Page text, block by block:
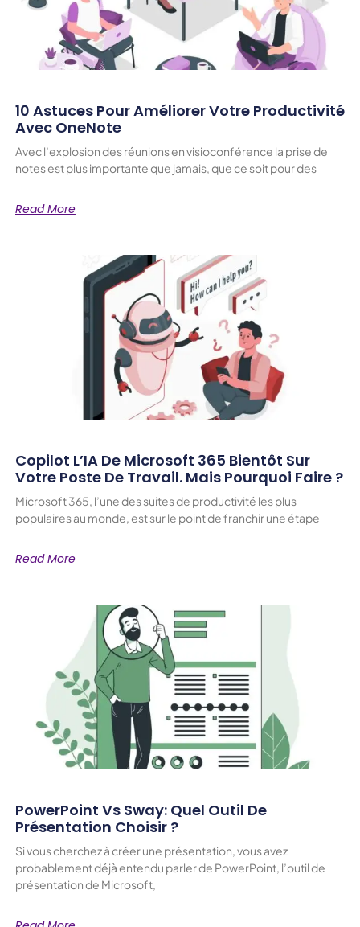
10 Astuces Pour Améliorer Votre Productivité
Avec OneNote
Avec l’explosion des réunions en visioconférence la prise de
notes est plus importante que jamais, que ce soit pour des
Read More
Copilot L’IA De Microsoft 365 Bientôt Sur
Votre Poste De Travail. Mais Pourquoi Faire ?
Microsoft 365, l’une des suites de productivité les plus
populaires au monde, est sur le point de franchir une étape
Read More
PowerPoint Vs Sway: Quel Outil De
Présentation Choisir ?
Si vous cherchez à créer une présentation, vous avez
probablement déjà entendu parler de PowerPoint, l’outil de
présentation de Microsoft,